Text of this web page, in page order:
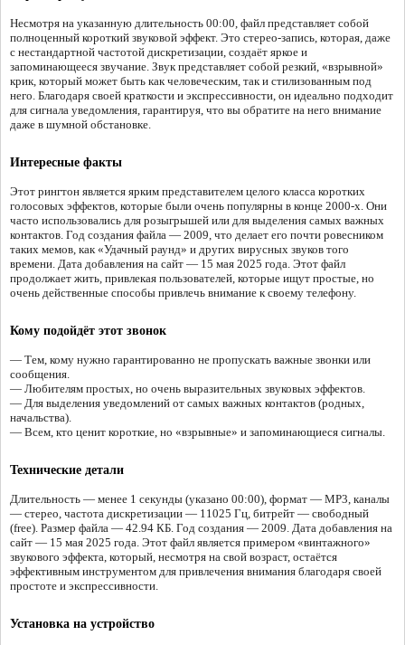
Несмотря на указанную длительность 00:00, файл представляет собой
полноценный короткий звуковой эффект. Это стерео-запись, которая, даже
с нестандартной частотой дискретизации, создаёт яркое и
запоминающееся звучание. Звук представляет собой резкий, «взрывной»
крик, который может быть как человеческим, так и стилизованным под
него. Благодаря своей краткости и экспрессивности, он идеально подходит
для сигнала уведомления, гарантируя, что вы обратите на него внимание
даже в шумной обстановке.
Интересные факты
Этот рингтон является ярким представителем целого класса коротких
голосовых эффектов, которые были очень популярны в конце 2000-х. Они
часто использовались для розыгрышей или для выделения самых важных
контактов. Год создания файла — 2009, что делает его почти ровесником
таких мемов, как «Удачный раунд» и других вирусных звуков того
времени. Дата добавления на сайт — 15 мая 2025 года. Этот файл
продолжает жить, привлекая пользователей, которые ищут простые, но
очень действенные способы привлечь внимание к своему телефону.
Кому подойдёт этот звонок
— Тем, кому нужно гарантированно не пропускать важные звонки или
сообщения.
— Любителям простых, но очень выразительных звуковых эффектов.
— Для выделения уведомлений от самых важных контактов (родных,
начальства).
— Всем, кто ценит короткие, но «взрывные» и запоминающиеся сигналы.
Технические детали
Длительность — менее 1 секунды (указано 00:00), формат — MP3, каналы
— стерео, частота дискретизации — 11025 Гц, битрейт — свободный
(free). Размер файла — 42.94 КБ. Год создания — 2009. Дата добавления на
сайт — 15 мая 2025 года. Этот файл является примером «винтажного»
звукового эффекта, который, несмотря на свой возраст, остаётся
эффективным инструментом для привлечения внимания благодаря своей
простоте и экспрессивности.
Установка на устройство